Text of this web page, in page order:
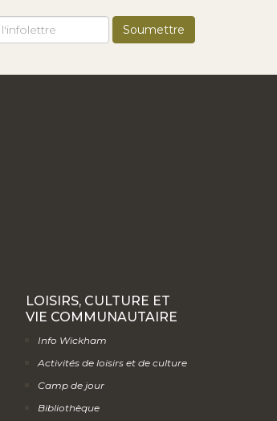
LOISIRS, CULTURE ET
VIE COMMUNAUTAIRE
Info Wickham
Activités de loisirs et de culture
Camp de jour
Bibliothèque